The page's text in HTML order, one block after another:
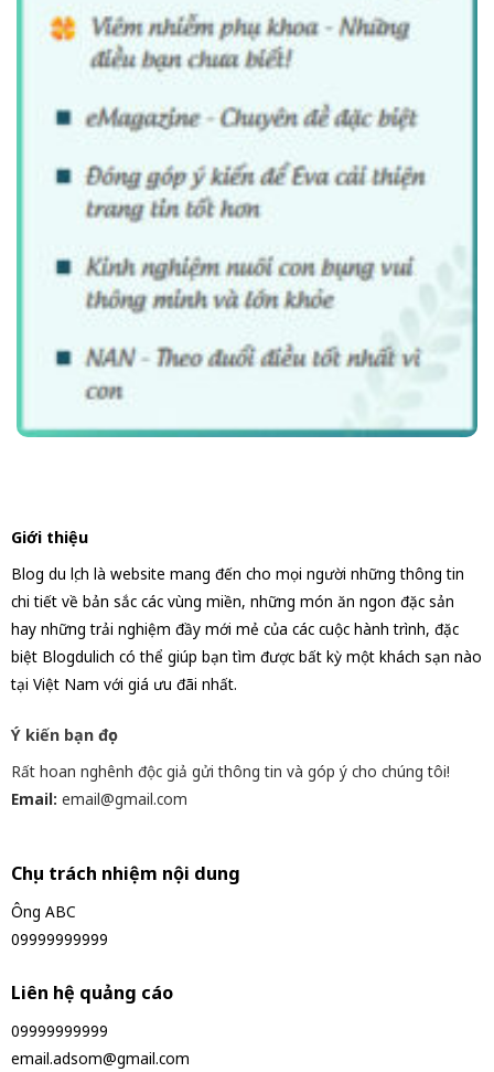
Giới thiệu
Blog du lịch là website mang đến cho mọi người những thông tin
chi tiết về bản sắc các vùng miền, những món ăn ngon đặc sản
hay những trải nghiệm đầy mới mẻ của các cuộc hành trình, đặc
biệt Blogdulich có thể giúp bạn tìm được bất kỳ một khách sạn nào
tại Việt Nam với giá ưu đãi nhất.
Ý kiến bạn đọc
Rất hoan nghênh độc giả gửi thông tin và góp ý cho chúng tôi!
Email: email@gmail.com
Chịu trách nhiệm nội dung
Ông ABC
09999999999
Liên hệ quảng cáo
09999999999
email.adsom@gmail.com